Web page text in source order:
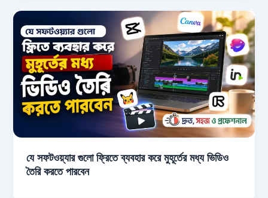
যে সফটওয়্যার গুলো ফ্রিতে ব্যবহার করে মুহূর্তের মধ্য ভিডিও
তৈরি করতে পারবেন